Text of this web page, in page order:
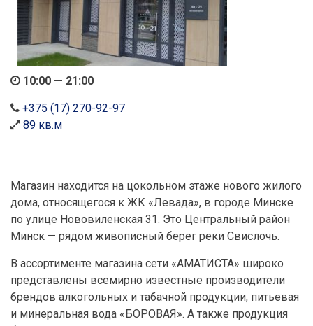
10:00 — 21:00
+375 (17) 270-92-97
89 кв.м
Магазин находится на цокольном этаже нового жилого
дома, относящегося к ЖК «Левада», в городе Минске
по улице Нововиленская 31. Это Центральный район
Минск — рядом живописный берег реки Свислочь.
В ассортименте магазина сети «АМАТИСТА» широко
представлены всемирно известные производители
брендов алкогольных и табачной продукции, питьевая
и минеральная вода «БОРОВАЯ». А также продукция